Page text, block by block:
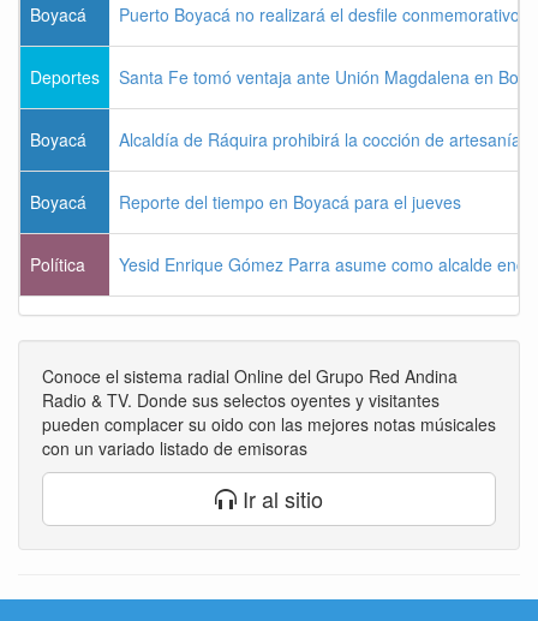
Boyacá Puerto Boyacá no realizará el desfile conmemorativo
Deportes Santa Fe tomó ventaja ante Unión Magdalena en
Boyacá Alcaldía de Ráquira prohibirá la cocción de
Boyacá Reporte del tiempo en Boyacá para el jueves
Política Yesid Enrique Gómez Parra asume como alcalde
Conoce el sistema radial Online del Grupo Red Andina
Radio & TV. Donde sus selectos oyentes y visitantes
pueden complacer su oido con las mejores notas músicales
con un variado listado de emisoras
Ir al sitio